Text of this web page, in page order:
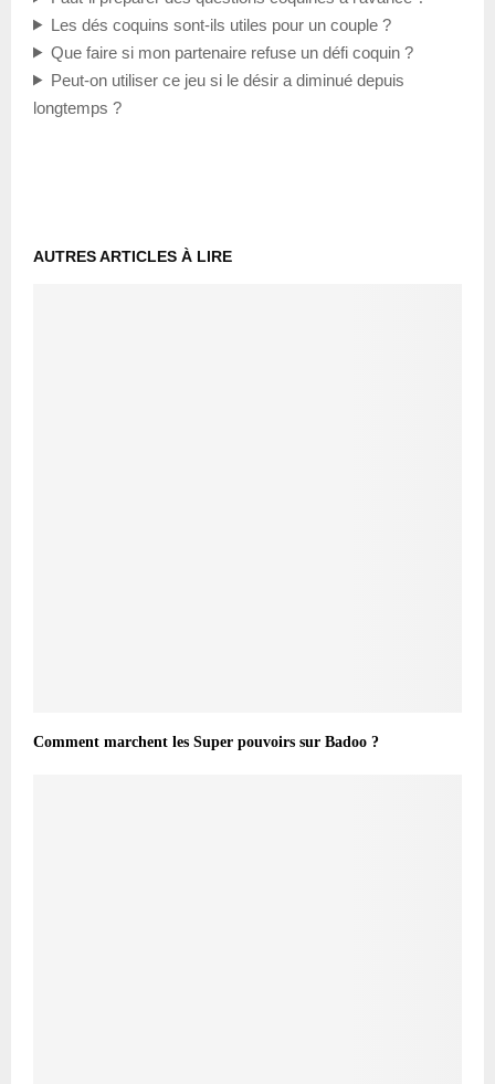
Les dés coquins sont-ils utiles pour un couple ?
Que faire si mon partenaire refuse un défi coquin ?
Peut-on utiliser ce jeu si le désir a diminué depuis
longtemps ?
AUTRES ARTICLES À LIRE
Comment marchent les Super pouvoirs sur Badoo ?